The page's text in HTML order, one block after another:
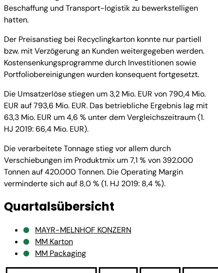
Beschaffung und Transport-logistik zu bewerkstelligen
hatten.
Der Preisanstieg bei Recyclingkarton konnte nur partiell
bzw. mit Verzögerung an Kunden weitergegeben werden.
Kostensenkungsprogramme durch Investitionen sowie
Portfoliobereinigungen wurden konsequent fortgesetzt.
Die Umsatzerlöse stiegen um 3,2 Mio. EUR von 790,4 Mio.
EUR auf 793,6 Mio. EUR. Das betriebliche Ergebnis lag mit
63,3 Mio. EUR um 4,6 % unter dem Vergleichszeitraum (1.
HJ 2019: 66,4 Mio. EUR).
Die verarbeitete Tonnage stieg vor allem durch
Verschiebungen im Produktmix um 7,1 % von 392.000
Tonnen auf 420.000 Tonnen. Die Operating Margin
verminderte sich auf 8,0 % (1. HJ 2019: 8,4 %).
Quartalsübersicht
MAYR-MELNHOF KONZERN
MM Karton
MM Packaging